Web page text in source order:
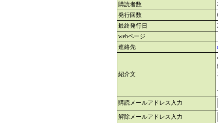
購読者数
発行回数
最終発行日
webページ
連絡先
紹介文
購読メールアドレス入力
解除メールアドレス入力